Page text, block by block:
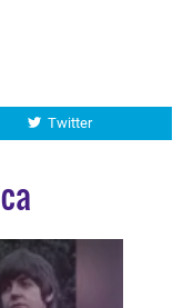
Twitter